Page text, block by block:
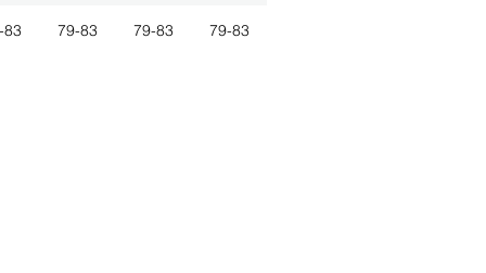
83 79-83 79-83 79-83